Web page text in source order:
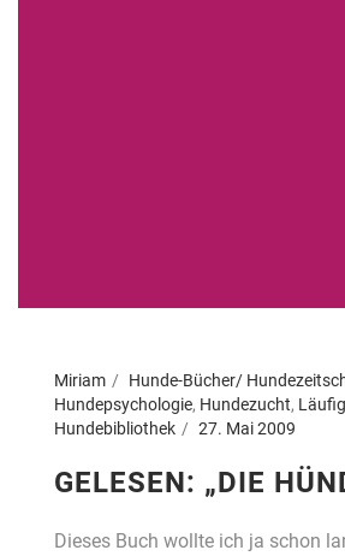
Miriam Hunde-Bücher/
Hundepsychologie, Hundezucht,
Hundebibliothek
27. Mai 2009
GELESEN: „DIE
Dieses Buch wollte ich ja schon